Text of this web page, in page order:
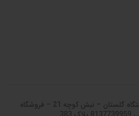
خیابان مسجد سید - ایستگاه گلستان – نبش کوچه 21 – فروشگاه